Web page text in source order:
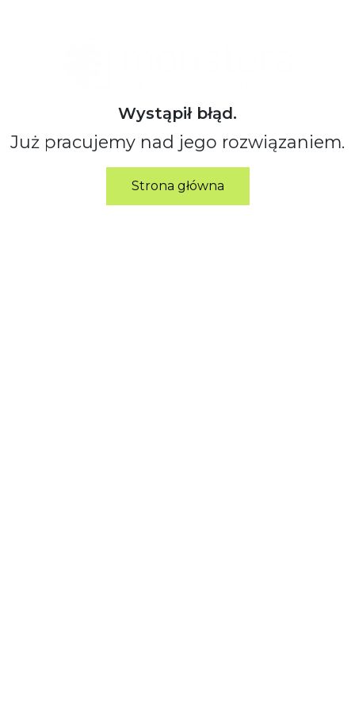
Wystąpił błąd.
Już pracujemy nad jego rozwiązaniem.
Strona główna